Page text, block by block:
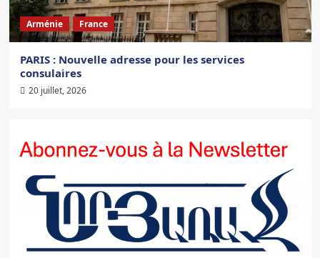
Arménie France
PARIS : Nouvelle adresse pour les services
consulaires
20 juillet, 2026